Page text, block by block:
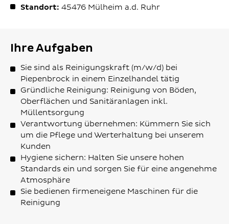
Standort: 45476 Mülheim a.d. Ruhr
Ihre Aufgaben
Sie sind als Reinigungskraft (m/w/d) bei
Piepenbrock in einem Einzelhandel tätig
Gründliche Reinigung: Reinigung von Böden,
Oberflächen und Sanitäranlagen inkl.
Müllentsorgung
Verantwortung übernehmen: Kümmern Sie sich
um die Pflege und Werterhaltung bei unserem
Kunden
Hygiene sichern: Halten Sie unsere hohen
Standards ein und sorgen Sie für eine angenehme
Atmosphäre
Sie bedienen firmeneigene Maschinen für die
Reinigung